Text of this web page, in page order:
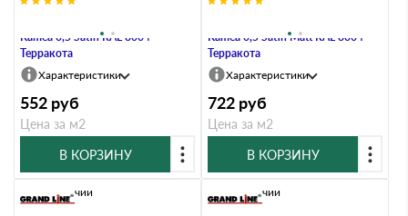
Kamea 0,5 Satin RAL 8004
Терракота
Характеристики
552 руб
Цена за м2
В КОРЗИНУ
Kamea 0,5 Satin Мatt RAL 8004
Терракота
Характеристики
722 руб
Цена за м2
В КОРЗИНУ
В наличии В наличии